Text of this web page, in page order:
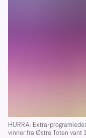
HURRA: Extra-
vinner fra Østre Toten vant